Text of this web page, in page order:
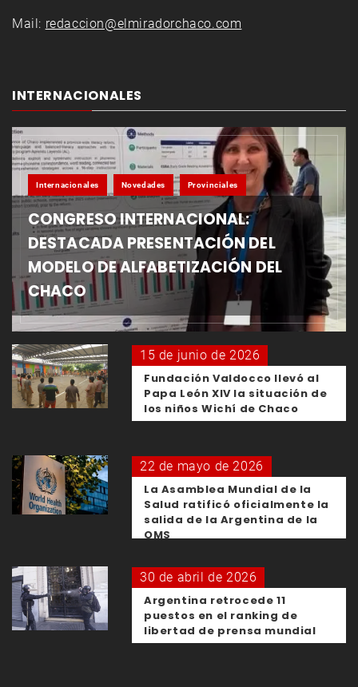
Mail: redaccion@elmiradorchaco.com
INTERNACIONALES
Internacionales Novedades Provinciales
CONGRESO INTERNACIONAL:
DESTACADA PRESENTACIÓN DEL
MODELO DE ALFABETIZACIÓN DEL
CHACO
15 de junio de 2026
Fundación Valdocco llevó al
Papa León XIV la situación de
los niños Wichí de Chaco
22 de mayo de 2026
La Asamblea Mundial de la
Salud ratificó oficialmente la
salida de la Argentina de la
OMS
30 de abril de 2026
Argentina retrocede 11
puestos en el ranking de
libertad de prensa mundial